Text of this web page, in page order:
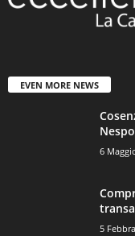
EVEN MORE NEWS
6
5